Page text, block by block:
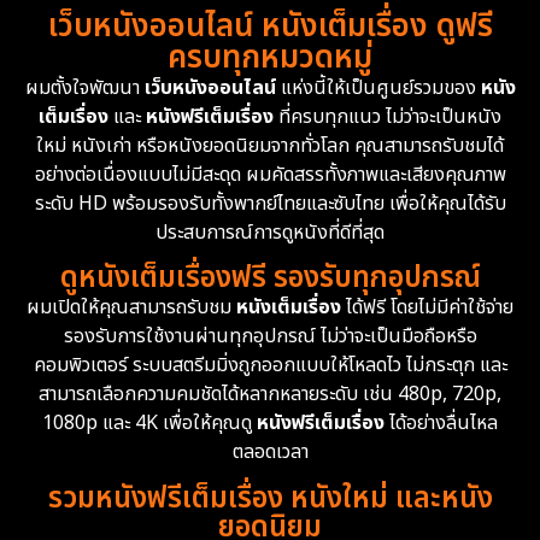
เว็บหนังออนไลน์ หนังเต็มเรื่อง ดูฟรี
ครบทุกหมวดหมู่
ผมตั้งใจพัฒนา เว็บหนังออนไลน์แห่งนี้ให้เป็นศูนย์รวมของ หนัง
เต็มเรื่อง และหนังฟรีเต็มเรื่อง ที่ครบทุกแนว ไม่ว่าจะเป็นหนัง
ใหม่ หนังเก่า หรือหนังยอดนิยมจากทั่วโลก คุณสามารถรับชมได้
อย่างต่อเนื่องแบบไม่มีสะดุด ผมคัดสรรทั้งภาพและเสียงคุณภาพ
ระดับ HD พร้อมรองรับทั้งพากย์ไทยและซับไทย เพื่อให้คุณได้รับ
ประสบการณ์การดูหนังที่ดีที่สุด
ดูหนังเต็มเรื่องฟรี รองรับทุกอุปกรณ์
ผมเปิดให้คุณสามารถรับชม หนังเต็มเรื่องได้ฟรี โดยไม่มีค่าใช้จ่าย
รองรับการใช้งานผ่านทุกอุปกรณ์ ไม่ว่าจะเป็นมือถือหรือ
คอมพิวเตอร์ ระบบสตรีมมิ่งถูกออกแบบให้โหลดไว ไม่กระตุก และ
สามารถเลือกความคมชัดได้หลากหลายระดับ เช่น 480p, 720p,
1080p และ 4K เพื่อให้คุณดูหนังฟรีเต็มเรื่องได้อย่างลื่นไหล
ตลอดเวลา
รวมหนังฟรีเต็มเรื่อง หนังใหม่ และหนัง
ยอดนิยม